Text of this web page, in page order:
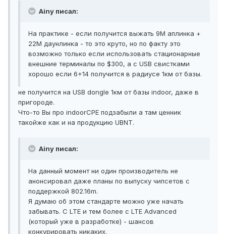
Ainy писал:
На практике - если получится выжать 9М аплинка +
22М даунлинка - то это круто, но по факту это
возможно только если использовать стационарные
внешние терминалы по $300, а с USB свистками
хорошо если 6+14 получится в радиусе 1км от базы.
не получится на USB dongle 1км от базы indoor, даже в
пригороде.
Что-то Вы про indoorCPE подзабыли а там ценник
такойже как и на продукцию UBNT.
Ainy писал:
На данный момент ни один производитель не
анонсировал даже планы по выпуску чипсетов с
поддержкой 802.16m.
Я думаю об этом стандарте можно уже начать
забывать. С LTE и тем более с LTE Advanced
(который уже в разработке) - шансов
конкурировать никаких.